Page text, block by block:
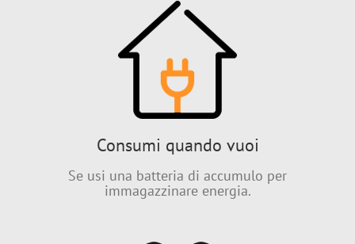
Consumi quando vuoi
Se usi una batteria di accumulo per
immagazzinare energia.